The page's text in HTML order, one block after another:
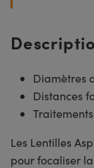
Diamètres
Distances
Les Lentilles
pour focaliser